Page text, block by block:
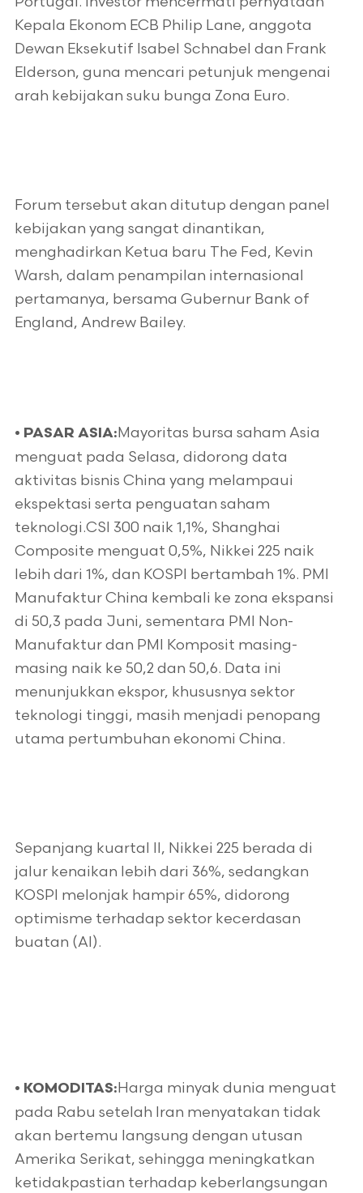
Kepala Ekonom ECB Philip Lane, anggota
Dewan Eksekutif Isabel Schnabel dan Frank
Elderson, guna mencari petunjuk mengenai
arah kebijakan suku bunga Zona Euro.
Forum tersebut akan ditutup dengan panel
kebijakan yang sangat dinantikan,
menghadirkan Ketua baru The Fed, Kevin
Warsh, dalam penampilan internasional
pertamanya, bersama Gubernur Bank of
England, Andrew Bailey.
• PASAR ASIA: Mayoritas bursa saham Asia
menguat pada Selasa, didorong data
aktivitas bisnis China yang melampaui
ekspektasi serta penguatan saham
teknologi.CSI 300 naik 1,1%, Shanghai
Composite menguat 0,5%, Nikkei 225 naik
lebih dari 1%, dan KOSPI bertambah 1%. PMI
Manufaktur China kembali ke zona ekspansi
di 50,3 pada Juni, sementara PMI Non-
Manufaktur dan PMI Komposit masing-
masing naik ke 50,2 dan 50,6. Data ini
menunjukkan ekspor, khususnya sektor
teknologi tinggi, masih menjadi penopang
utama pertumbuhan ekonomi China.
Sepanjang kuartal II, Nikkei 225 berada di
jalur kenaikan lebih dari 36%, sedangkan
KOSPI melonjak hampir 65%, didorong
optimisme terhadap sektor kecerdasan
buatan (AI).
• KOMODITAS: Harga minyak dunia menguat
pada Rabu setelah Iran menyatakan tidak
akan bertemu langsung dengan utusan
Amerika Serikat, sehingga meningkatkan
ketidakpastian terhadap keberlangsungan